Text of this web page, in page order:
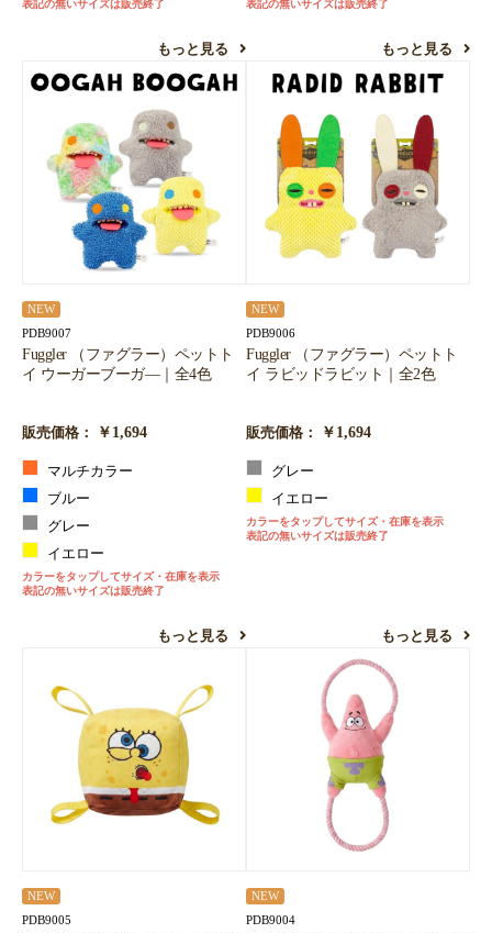
表記の無いサイズは販売終了
もっと見る
表記の無いサイズは販売終了
もっと見る
NEW
PDB9007
Fuggler （ファグラー）ペットト
イ ウーガーブーガ―｜全4色
販売価格： ￥1,694
マルチカラー
ブルー
グレー
イエロー
カラーをタップしてサイズ・在庫を表示
表記の無いサイズは販売終了
もっと見る
NEW
PDB9006
Fuggler （ファグラー）ペットト
イ ラビッドラビット｜全2色
販売価格： ￥1,694
グレー
イエロー
カラーをタップしてサイズ・在庫を表示
表記の無いサイズは販売終了
もっと見る
NEW
PDB9005
NEW
PDB9004